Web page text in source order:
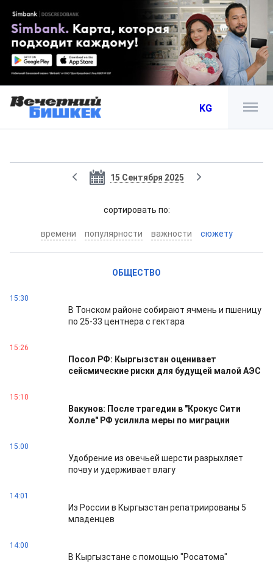
KG
15 Сентября 2025
cортировать по:
времени популярности важности сюжету
ОБЩЕСТВО
15:30
В Тонском районе собирают ячмень и пшеницу
по 25-33 центнера с гектара
15:26
Посол РФ: Кыргызстан оценивает
сейсмические риски для будущей малой АЭС
15:10
Вакунов: После трагедии в "Крокус Сити
Холле" РФ усилила меры по миграции
15:00
Удобрение из овечьей шерсти разрыхляет
почву и удерживает влагу
14:01
Из России в Кыргызстан репатриированы 5
младенцев
14:00
В Кыргызстане с помощью "Росатома"